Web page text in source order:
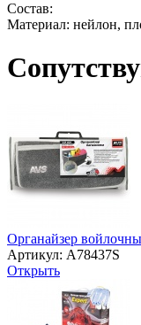
Состав:
Материал: нейлон,
Органайзер
Артикул: A78437S
Открыть